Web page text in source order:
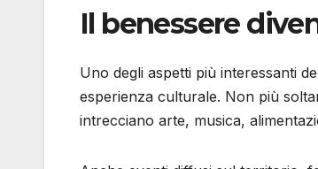
Il benessere
Uno degli aspetti più interessanti
esperienza culturale. Non più
intrecciano arte, musica,